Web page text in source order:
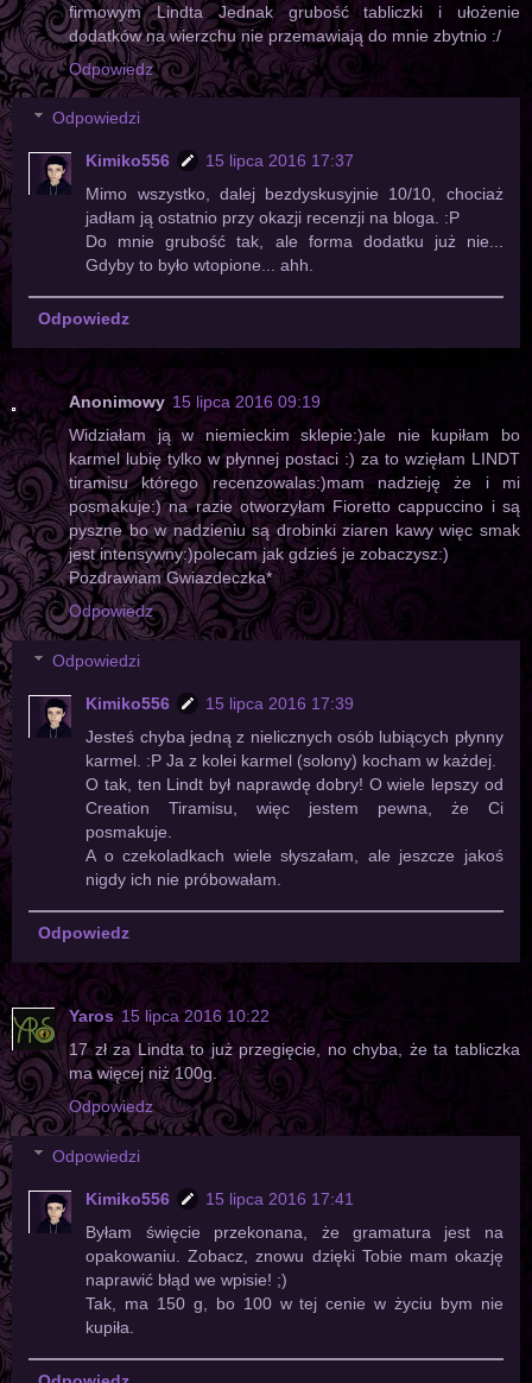
firmowym Lindta Jednak grubość tabliczki i ułożenie
dodatków na wierzchu nie przemawiają do mnie zbytnio :/
Odpowiedz
Odpowiedzi
Kimiko556
15 lipca 2016 17:37
Mimo wszystko, dalej bezdyskusyjnie 10/10, chociaż
jadłam ją ostatnio przy okazji recenzji na bloga. :P
Do mnie grubość tak, ale forma dodatku już nie...
Gdyby to było wtopione... ahh.
Odpowiedz
Anonimowy 15 lipca 2016 09:19
Widziałam ją w niemieckim sklepie:)ale nie kupiłam bo
karmel lubię tylko w płynnej postaci :) za to wzięłam LINDT
tiramisu którego recenzowalas:)mam nadzieję że i mi
posmakuje:) na razie otworzyłam Fioretto cappuccino i są
pyszne bo w nadzieniu są drobinki ziaren kawy więc smak
jest intensywny:)polecam jak gdzieś je zobaczysz:)
Pozdrawiam Gwiazdeczka*
Odpowiedz
Odpowiedzi
Kimiko556
15 lipca 2016 17:39
Jesteś chyba jedną z nielicznych osób lubiących płynny
karmel. :P Ja z kolei karmel (solony) kocham w każdej.
O tak, ten Lindt był naprawdę dobry! O wiele lepszy od
Creation Tiramisu, więc jestem pewna, że Ci
posmakuje.
A o czekoladkach wiele słyszałam, ale jeszcze jakoś
nigdy ich nie próbowałam.
Odpowiedz
Yaros 15 lipca 2016 10:22
17 zł za Lindta to już przegięcie, no chyba, że ta tabliczka
ma więcej niż 100g.
Odpowiedz
Odpowiedzi
Kimiko556
15 lipca 2016 17:41
Byłam święcie przekonana, że gramatura jest na
opakowaniu. Zobacz, znowu dzięki Tobie mam okazję
naprawić błąd we wpisie! ;)
Tak, ma 150 g, bo 100 w tej cenie w życiu bym nie
kupiła.